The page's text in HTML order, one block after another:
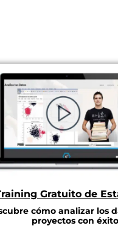
Gratuito de
cómo analizar los
proyectos con